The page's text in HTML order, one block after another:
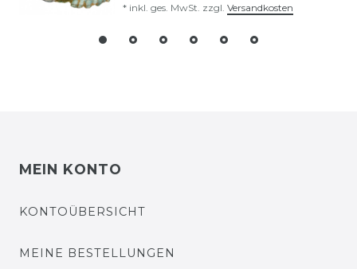
* inkl. ges. MwSt. zzgl. Versandkosten
MEIN KONTO
KONTOÜBERSICHT
MEINE BESTELLUNGEN